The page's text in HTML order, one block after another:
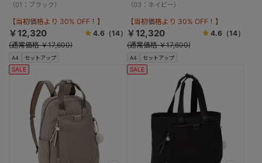
A4 セットアップ
（01：ブラック）
【当初価格より 30% OFF！】
￥12,320 4.6 （14）
(通常価格 ￥17,600)
A4 セットアップ
（03：ネイビー）
【当初価格より 30% OFF！】
￥12,320 4.6 （14）
(通常価格 ￥17,600)
SALE SALE